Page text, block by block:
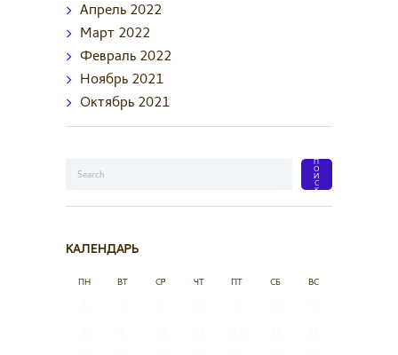
Апрель 2022
Март 2022
Февраль 2022
Ноябрь 2021
Октябрь 2021
КАЛЕНДАРЬ
ПН ВТ СР ЧТ ПТ СБ ВС